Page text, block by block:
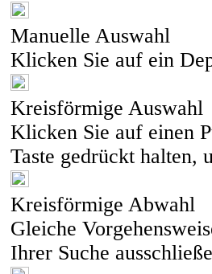
Manuelle Auswahl
Klicken Sie auf ein
Kreisförmige Auswahl
Klicken Sie auf einen
Taste gedrückt halten,
Kreisförmige Abwahl
Gleiche
Ihrer Suche